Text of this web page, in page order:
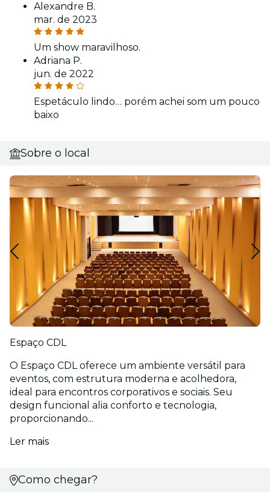
Alexandre B.
mar. de 2023
Um show maravilhoso.
Adriana P.
jun. de 2022
Espetáculo lindo… porém achei som um pouco
baixo
Sobre o local
Espaço CDL
O Espaço CDL oferece um ambiente versátil para
eventos, com estrutura moderna e acolhedora,
ideal para encontros corporativos e sociais. Seu
design funcional alia conforto e tecnologia,
proporcionando...
Ler mais
Como chegar?